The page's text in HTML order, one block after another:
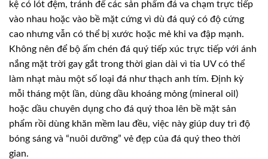
kệ có lót đệm, tránh để các sản phẩm đá va chạm trực tiếp
vào nhau hoặc vào bề mặt cứng vì dù đá quý có độ cứng
cao nhưng vẫn có thể bị xước hoặc mẻ khi va đập mạnh.
Không nên để bộ ấm chén đá quý tiếp xúc trực tiếp với ánh
nắng mặt trời gay gắt trong thời gian dài vì tia UV có thể
làm nhạt màu một số loại đá như thạch anh tím. Định kỳ
mỗi tháng một lần, dùng dầu khoáng mỏng (mineral oil)
hoặc dầu chuyên dụng cho đá quý thoa lên bề mặt sản
phẩm rồi dùng khăn mềm lau đều, việc này giúp duy trì độ
bóng sáng và “nuôi dưỡng” vẻ đẹp của đá quý theo thời
gian.